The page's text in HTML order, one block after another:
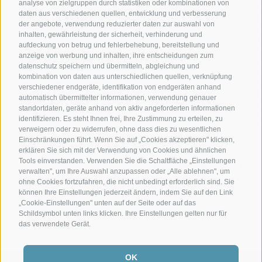
analyse von zielgruppen durch statistiken oder kombinationen von
daten aus verschiedenen quellen, entwicklung und verbesserung
der angebote, verwendung reduzierter daten zur auswahl von
inhalten, gewährleistung der sicherheit, verhinderung und
aufdeckung von betrug und fehlerbehebung, bereitstellung und
anzeige von werbung und inhalten, ihre entscheidungen zum
datenschutz speichern und übermitteln, abgleichung und
kombination von daten aus unterschiedlichen quellen, verknüpfung
verschiedener endgeräte, identifikation von endgeräten anhand
automatisch übermittelter informationen, verwendung genauer
standortdaten, geräte anhand von aktiv angeforderten informationen
identifizieren. Es steht Ihnen frei, Ihre Zustimmung zu erteilen, zu
verweigern oder zu widerrufen, ohne dass dies zu wesentlichen
Einschränkungen führt. Wenn Sie auf „Cookies akzeptieren" klicken,
erklären Sie sich mit der Verwendung von Cookies und ähnlichen
Tools einverstanden. Verwenden Sie die Schaltfläche „Einstellungen
verwalten", um Ihre Auswahl anzupassen oder „Alle ablehnen", um
ohne Cookies fortzufahren, die nicht unbedingt erforderlich sind. Sie
können Ihre Einstellungen jederzeit ändern, indem Sie auf den Link
„Cookie-Einstellungen" unten auf der Seite oder auf das
Schildsymbol unten links klicken. Ihre Einstellungen gelten nur für
das verwendete Gerät.
OK
I-39100 Bozen
Südtiroler Straße 60
T +39 0471 945 708
wifo@handelskammer.bz.it
MwSt.-Nr.: 01716880214
IMPRESSUM|TRANSPARENTE VERWALTUNG|ERKLÄRUNG ZUR BARRIEREFREIHEIT
MELDUNG|HINWEIS KI|SITEMAPCOOKIE-RICHTLINIE PRIVACY
COOKIE PRÄFERENZEN